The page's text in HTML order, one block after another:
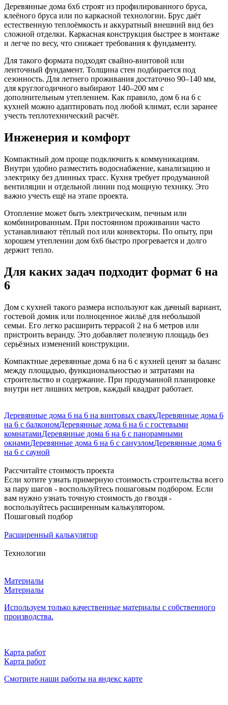
Деревянные дома 6х6 строят из профилированного бруса,
клеёного бруса или по каркасной технологии. Брус даёт
естественную теплоёмкость и аккуратный внешний вид без
сложной отделки. Каркасная конструкция быстрее в монтаже
и легче по весу, что снижает требования к фундаменту.
Для такого формата подходят свайно-винтовой или
ленточный фундамент. Толщина стен подбирается под
сезонность. Для летнего проживания достаточно 90–140 мм,
для круглогодичного выбирают 140–200 мм с
дополнительным утеплением. Как правило, дом 6 на 6 с
кухней можно адаптировать под любой климат, если заранее
учесть теплотехнический расчёт.
Инженерия и комфорт
Компактный дом проще подключить к коммуникациям.
Внутри удобно разместить водоснабжение, канализацию и
электрику без длинных трасс. Кухня требует продуманной
вентиляции и отдельной линии под мощную технику. Это
важно учесть ещё на этапе проекта.
Отопление может быть электрическим, печным или
комбинированным. При постоянном проживании часто
устанавливают тёплый пол или конвекторы. По опыту, при
хорошем утеплении дом 6х6 быстро прогревается и долго
держит тепло.
Для каких задач подходит формат 6 на
6
Дом с кухней такого размера используют как дачный вариант,
гостевой домик или полноценное жильё для небольшой
семьи. Его легко расширить террасой 2 на 6 метров или
пристроить веранду. Это добавляет полезную площадь без
серьёзных изменений конструкции.
Компактные деревянные дома 6 на 6 с кухней ценят за баланс
между площадью, функциональностью и затратами на
строительство и содержание. При продуманной планировке
внутри нет лишних метров, каждый квадрат работает.
Деревянные дома 6 на 6 на винтовых сваяхДеревянные дома 6
на 6 с балкономДеревянные дома 6 на 6 с гостевыми
комнатамиДеревянные дома 6 на 6 с панорамными
окнамиДеревянные дома 6 на 6 с санузломДеревянные дома 6
на 6 с сауной
Рассчитайте стоимость проекта
Если хотите узнать примерную стоимость строительства всего
за пару шагов - воспользуйтесь пошаговым подбором. Если
вам нужно узнать точную стоимость до гвоздя -
воспользуйтесь расширенным калькулятором.
Пошаговый подбор
Расширенный калькулятор
Технологии
Материалы
Материалы
Используем только качественные материалы с собственного
производства.
Карта работ
Карта работ
Смотрите наши работы на яндекс карте